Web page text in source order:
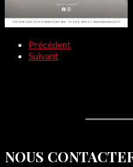
Précédent
Suivant
NOUS